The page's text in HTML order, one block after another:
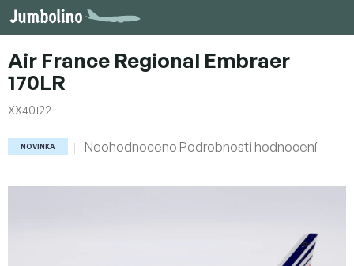
Přejít
na
Air France Regional Embraer
170LR
XX40122
NOVINKA
Průměrné
Neohodnoceno Podrobnosti hodnocení